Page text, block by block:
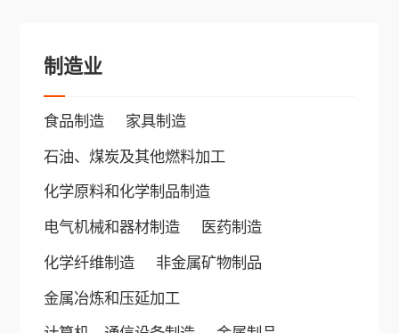
制造业
食品制造
家具制造
石油、煤炭及其他燃料加工
化学原料和化学制品制造
电气机械和器材制造
医药制造
化学纤维制造
非金属矿物制品
金属冶炼和压延加工
我们欢迎任何人与我们取得联系！
请填写你的信息，我们的服务团队将在以您填写